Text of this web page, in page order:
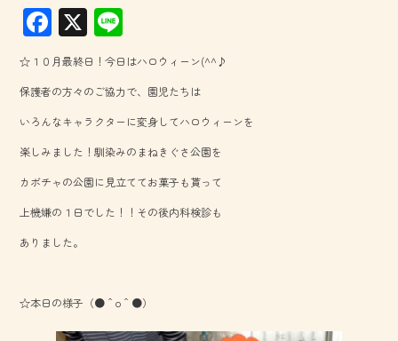
F
ac
e
b
o
ok
X
ne
☆１０月最終日！今日はハロウィーン(^^♪
保護者の方々のご協力で、園児たちは
いろんなキャラクターに変身してハロウィーンを
楽しみました！馴染みのまねきぐさ公園を
カボチャの公園に見立ててお菓子も貰って
上機嫌の１日でした！！その後内科検診も
ありました。
☆本日の様子（●＾o＾●）